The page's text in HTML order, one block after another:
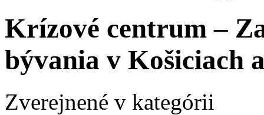
Krízové centrum –
bývania v Košiciach
Zverejnené v kategórii